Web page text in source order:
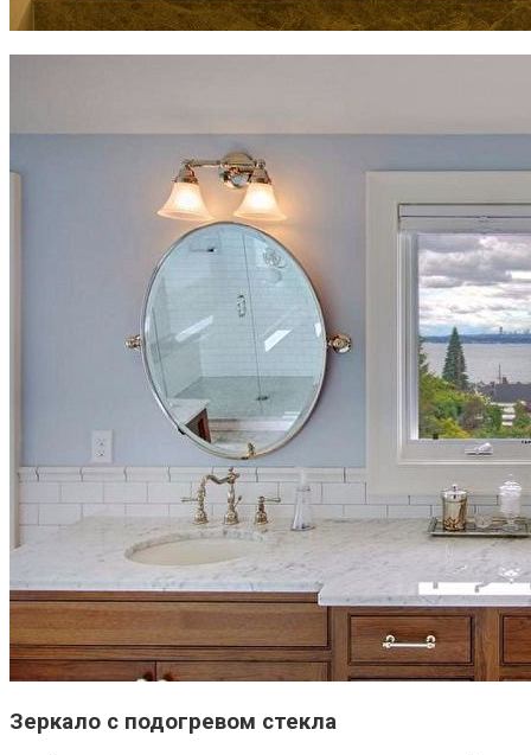
Зеркало с подогревом стекла